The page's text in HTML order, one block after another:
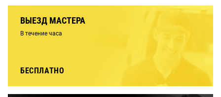
ВЫЕЗД МАСТЕРА
В течение часа
БЕСПЛАТНО